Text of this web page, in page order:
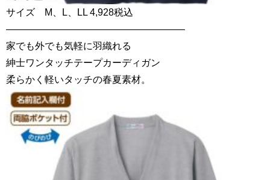
サイズ M、L、LL 4,928税込
——————————————————–
家でも外でも気軽に羽織れる
紳士ワンタッチテープカーディガン
柔らかく軽いタッチの春夏素材。